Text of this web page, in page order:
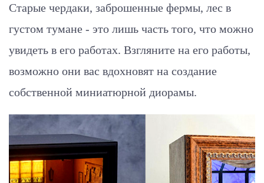
Старые чердаки, заброшенные фермы, лес в
густом тумане - это лишь часть того, что можно
увидеть в его работах. Взгляните на его работы,
возможно они вас вдохновят на создание
собственной миниатюрной диорамы.